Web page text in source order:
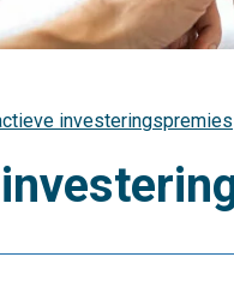
investeringspremies